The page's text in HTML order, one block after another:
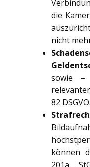
die
nicht
sowie –
82 DSGVO.
können
201a